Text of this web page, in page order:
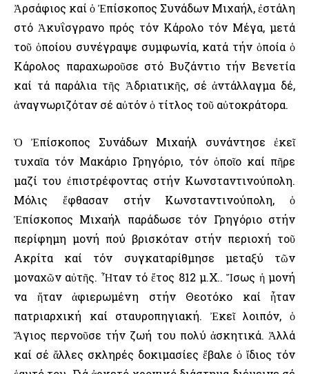
Ἀρσάφιος καί ὁ Ἐπίσκοπος Συνάδων Μιχαήλ, ἐστάλη
στό Ἀκυΐσγρανο πρός τόν Κάρολο τόν Μέγα, μετά
τοῦ ὁποίου συνέγραψε συμφωνία, κατά τήν ὁποία ὁ
Κάρολος παραχωροῦσε στό Βυζάντιο τήν Βενετία
καί τά παράλια τῆς Ἀδριατικῆς, σέ ἀντάλλαγμα δέ,
ἀναγνωριζόταν σέ αὐτόν ὁ τίτλος τοῦ αὐτοκράτορα.
Ὁ Ἐπίσκοπος Συνάδων Μιχαήλ συνάντησε ἐκεῖ
τυχαῖα τόν Μακάριο Γρηγόριο, τόν ὁποῖο καί πῆρε
μαζί του ἐπιστρέφοντας στήν Κωνσταντινούπολη.
Μόλις ἔφθασαν στήν Κωνσταντινούπολη, ὁ
Ἐπίσκοπος Μιχαήλ παράδωσε τόν Γρηγόριο στήν
περίφημη μονή πού βρισκόταν στήν περιοχή τοῦ
Ακρίτα καί τόν συγκαταρίθμησε μεταξύ τῶν
μοναχῶν αὐτῆς. Ἦταν τό ἔτος 812 μ.Χ.. Ἴσως ἡ μονή
να ἤταν ἀφιερωμένη στήν Θεοτόκο καί ἦταν
πατριαρχική καί σταυροπηγιακή. Ἐκεῖ λοιπόν, ὁ
Ἅγιος περνοῦσε τήν ζωή του πολύ ἀσκητικά. Ἀλλά
καί σέ ἄλλες σκληρές δοκιμασίες ἔβαλε ὁ ἴδιος τόν